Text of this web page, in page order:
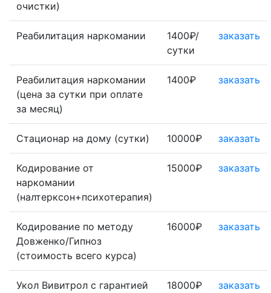
очистки)
Реабилитация наркомании
1400₽/
сутки
заказать
Реабилитация наркомании
(цена за сутки при оплате
за месяц)
1400₽ заказать
Стационар на дому (сутки) 10000₽ заказать
Кодирование от
наркомании
(налтерксон+психотерапия)
15000₽ заказать
Кодирование по методу
Довженко/Гипноз
(стоимость всего курса)
16000₽ заказать
Укол Вивитрол с гарантией
18000₽ заказать